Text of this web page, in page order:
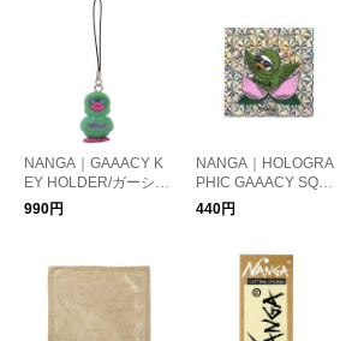
NANGA｜GAAACY K
EY HOLDER/ガーシー
キーホルダー
990円
NANGA｜HOLOGRA
PHIC GAAACY SQUA
RE STICKER / ホログ
ラフィックガーシース
440円